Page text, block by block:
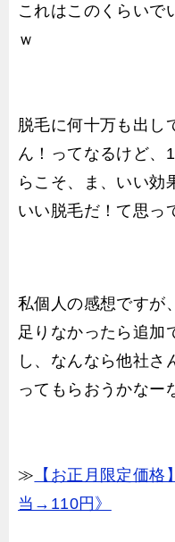
これはこのくらいで
ｗ
脱毛に何十万も出し
ん！ってなるけど、
らこそ、ま、いい効
いい脱毛だ！て思っ
私個人の感想ですが
足りなかったら追加
し、なんなら他社さ
ってもらおうかなー
≫ 【お正月限定価
当→110円》